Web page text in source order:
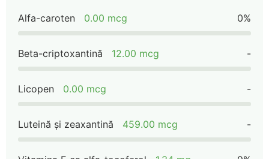
Alfa-caroten 0.00 mcg 0%
Beta-criptoxantină 12.00 mcg -
Licopen 0.00 mcg -
Luteină și zeaxantină 459.00 mcg -